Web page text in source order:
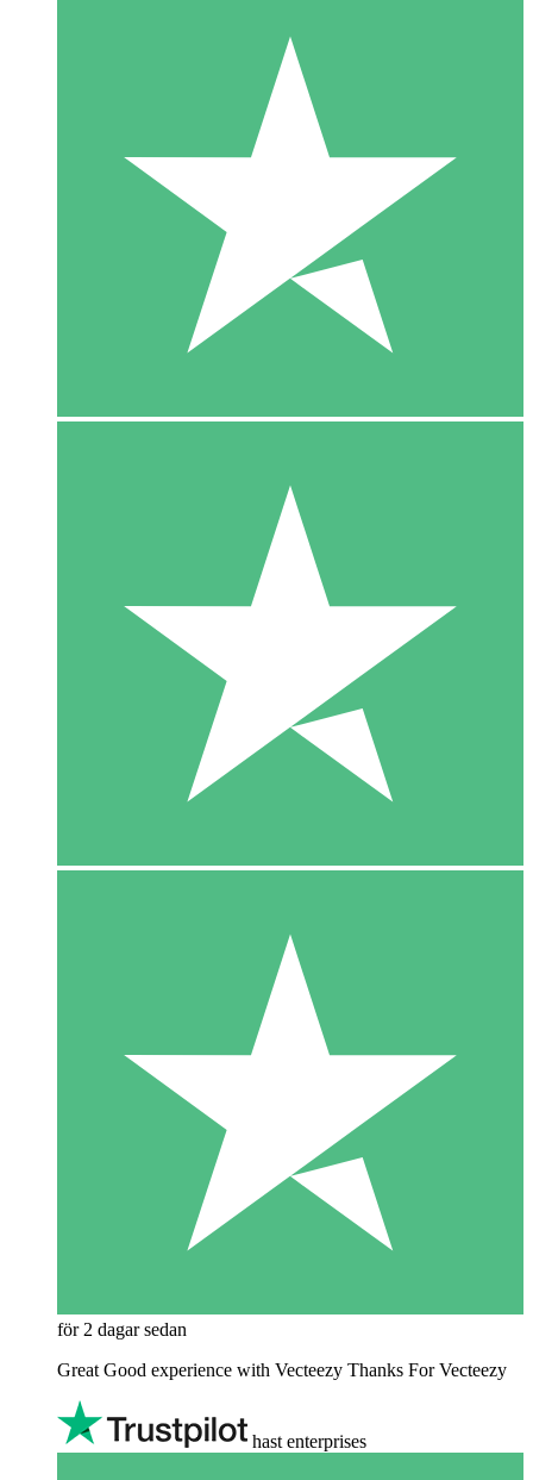
för 2 dagar sedan
Great Good experience with Vecteezy Thanks For Vecteezy
hast enterprises